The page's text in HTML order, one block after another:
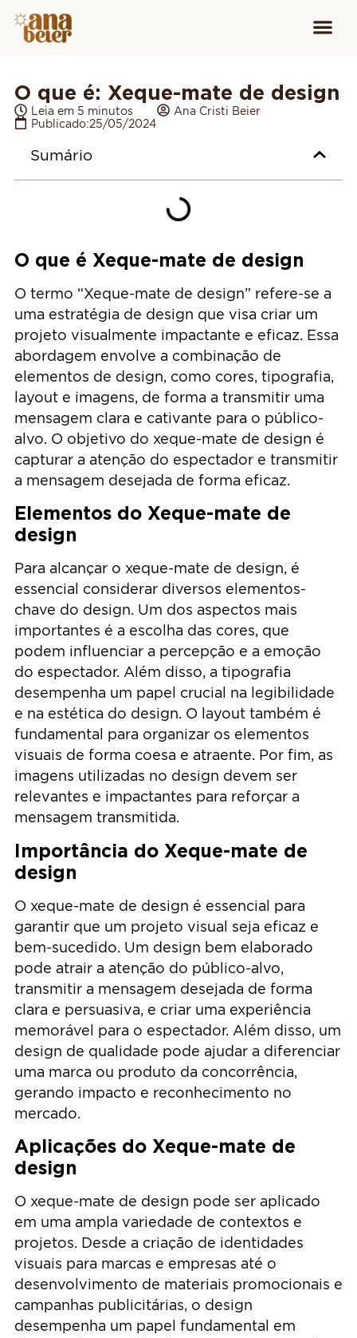
O que é: Xeque-mate de design
Leia em 5 minutos
Ana Cristi Beier
Publicado:25/05/2024
Sumário
O que é Xeque-mate de design
O termo “Xeque-mate de design” refere-se a
uma estratégia de design que visa criar um
projeto visualmente impactante e eficaz. Essa
abordagem envolve a combinação de
elementos de design, como cores, tipografia,
layout e imagens, de forma a transmitir uma
mensagem clara e cativante para o público-
alvo. O objetivo do xeque-mate de design é
capturar a atenção do espectador e transmitir
a mensagem desejada de forma eficaz.
Elementos do Xeque-mate de
design
Para alcançar o xeque-mate de design, é
essencial considerar diversos elementos-
chave do design. Um dos aspectos mais
importantes é a escolha das cores, que
podem influenciar a percepção e a emoção
do espectador. Além disso, a tipografia
desempenha um papel crucial na legibilidade
e na estética do design. O layout também é
fundamental para organizar os elementos
visuais de forma coesa e atraente. Por fim, as
imagens utilizadas no design devem ser
relevantes e impactantes para reforçar a
mensagem transmitida.
Importância do Xeque-mate de
design
O xeque-mate de design é essencial para
garantir que um projeto visual seja eficaz e
bem-sucedido. Um design bem elaborado
pode atrair a atenção do público-alvo,
transmitir a mensagem desejada de forma
clara e persuasiva, e criar uma experiência
memorável para o espectador. Além disso, um
design de qualidade pode ajudar a diferenciar
uma marca ou produto da concorrência,
gerando impacto e reconhecimento no
mercado.
Aplicações do Xeque-mate de
design
O xeque-mate de design pode ser aplicado
em uma ampla variedade de contextos e
projetos. Desde a criação de identidades
visuais para marcas e empresas até o
desenvolvimento de materiais promocionais e
campanhas publicitárias, o design
desempenha um papel fundamental em